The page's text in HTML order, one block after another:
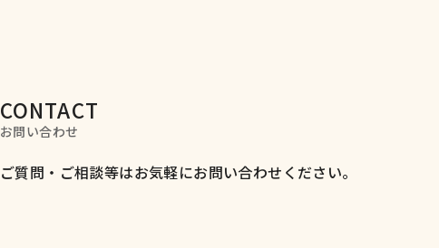
CONTACT
ご質問・ご相談等はお気軽にお問い合わせください。